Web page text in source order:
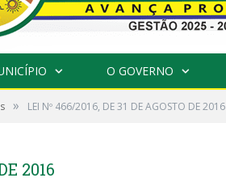
O GOVERNO
» LEI Nº 466/2016, DE 31 DE AGOSTO DE 2016
2016